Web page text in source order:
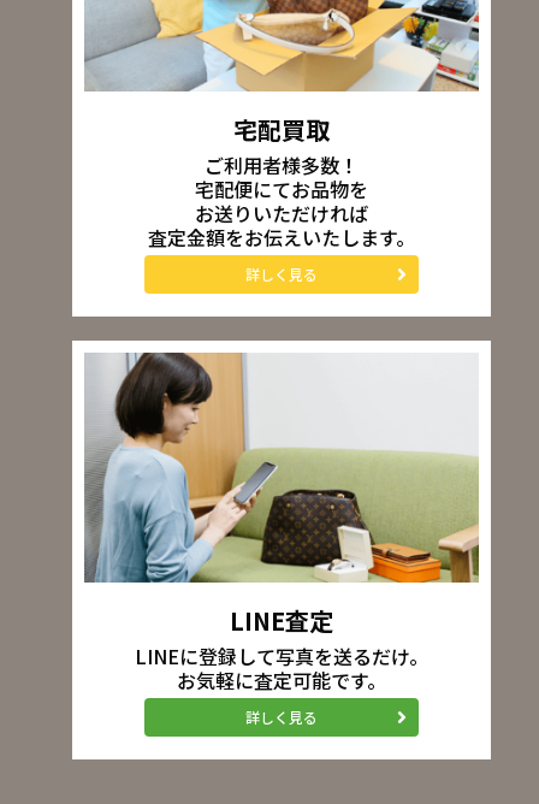
宅配買取
ご利用者様多数！
宅配便にてお品物を
お送りいただければ
査定金額をお伝えいたします。
詳しく見る
LINE査定
LINEに登録して写真を送るだけ。
お気軽に査定可能です。
詳しく見る